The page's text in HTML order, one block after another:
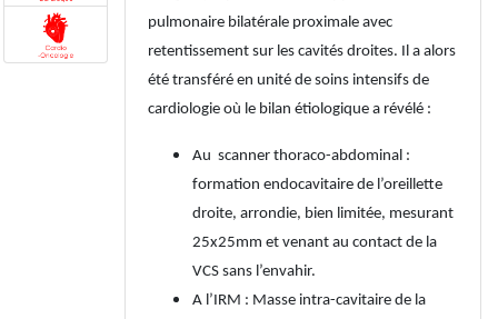
pulmonaire bilatérale proximale avec
retentissement sur les cavités droites. Il a alors
été transféré en unité de soins intensifs de
cardiologie où le bilan étiologique a révélé :
Au scanner thoraco-abdominal :
formation endocavitaire de l’oreillette
droite, arrondie, bien limitée, mesurant
25x25mm et venant au contact de la
VCS sans l’envahir.
A l’IRM : Masse intra-cavitaire de la